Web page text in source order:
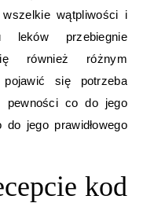
wątpliwości i
przebiegnie
również różnym
się potrzeba
pewności co do jego
jego prawidłowego
kod